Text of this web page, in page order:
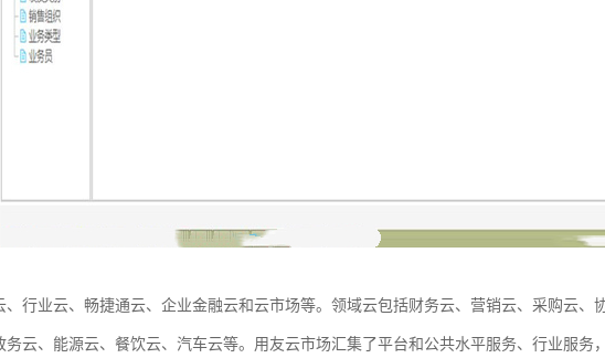
行业云、畅捷通云、企业金融云和云市场等。领域云包括财务云、营销云、采购云、
云、能源云、餐饮云、汽车云等。用友云市场汇集了平台和公共水平服务、行业服务